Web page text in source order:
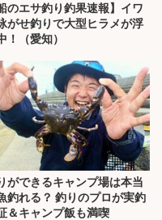
のエサ釣り釣果速報】イワ
がせ釣りで大型ヒラメが浮
！（愛知）
ができるキャンプ場は本当
釣れる？ 釣りのプロが実釣
＆キャンプ飯も満喫